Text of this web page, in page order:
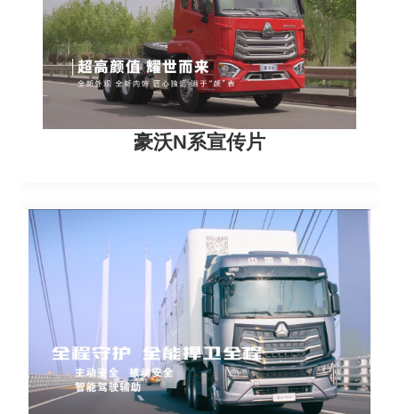
豪沃N系宣传片